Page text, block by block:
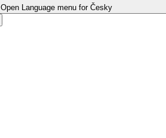
Open Language menu for Česky